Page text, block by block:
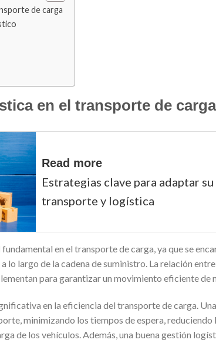
de carga
en el transporte de carga
Read more
Estrategias clave para adaptar
transporte y logística
en el transporte de carga, ya que se
lo largo de la cadena de suministro. La relación
para garantizar un movimiento eficiente de
en la eficiencia del transporte de carga.
minimizando los tiempos de espera, reduciendo
de los vehículos. Además, una buena gestión